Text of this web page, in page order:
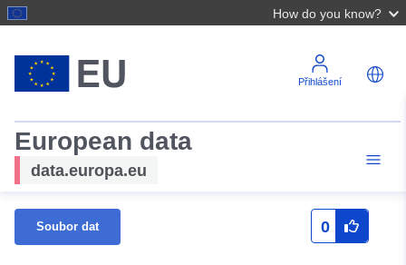
How do you know?
Přihlášení
European data
data.europa.eu
Soubor dat 0